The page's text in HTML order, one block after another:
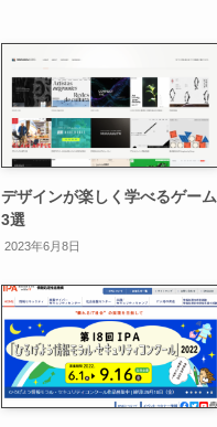
デザインが楽しく学べるゲーム
3選
2023年6月8日